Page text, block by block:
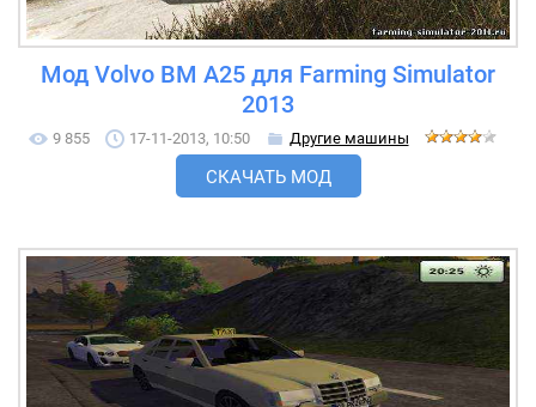
Мод Volvo BM A25 для Farming Simulator
2013
9 855 17-11-2013, 10:50 Другие машины
СКАЧАТЬ МОД